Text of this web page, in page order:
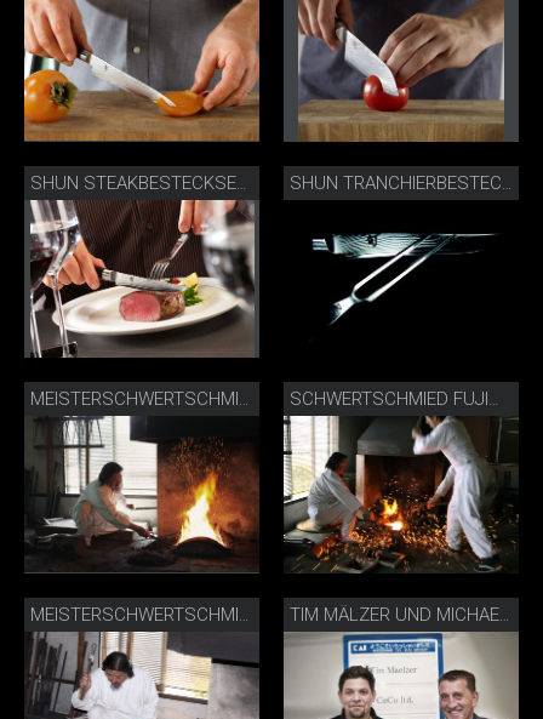
SHUN STEAKBESTECKSET DMS-0907 SHUN TRANCHIERBESTECK DMS-200
MEISTERSCHWERTSCHMIED FUJIWARA KANEFUSA SCHWERTSCHMIED FUJIWARA KANEFUSA
MEISTERSCHWERTSCHMIED FUJIWARA KANEFUSA TIM MÄLZER UND MICHAEL BACH BEI KAI